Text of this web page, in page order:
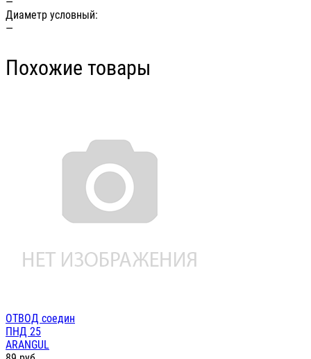
Диаметр условный:
—
Похожие товары
ОТВОД соедин
ПНД 25
ARANGUL